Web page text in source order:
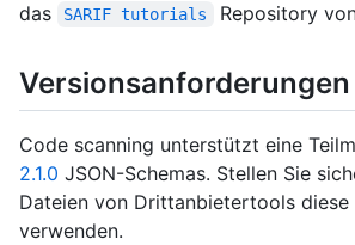
das
SARIF tutorials Repository
Versionsanforderungen
Code scanning unterstützt eine
2.1.0 JSON-Schemas. Stellen Sie
Dateien von Drittanbietertools diese
verwenden.